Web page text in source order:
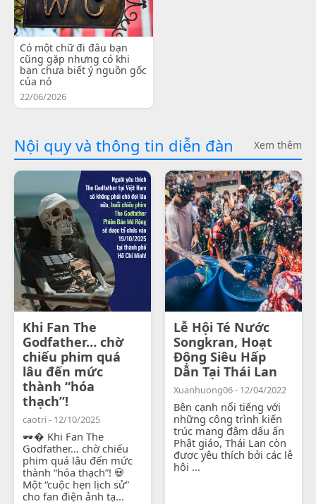
Có một chữ đi đâu bạn
cũng gặp nhưng có khi
bạn chưa biết ý nguồn gốc
của nó
22/06/2026
Nội quy và thông tin diễn đàn Xem thêm
Khi Fan The
Godfather… chờ
chiếu phim quá
lâu đến mức
thành “hóa
thạch”!
caotri - 12/10/2025
🕶� Khi Fan The
Godfather… chờ chiếu
phim quá lâu đến mức
thành “hóa thạch”! 💀
Một “cuộc hẹn lịch sử”
cho fan điện ảnh tạ...
Lễ Hội Té Nước
Songkran, Hoạt
Động Siêu Hấp
Dẫn Tại Thái Lan
Xuanhuong06 - 12/04/2022
Bên cạnh nổi tiếng với
những công trình kiến
trúc mang đậm dấu ấn
Phật giáo, Thái Lan còn
được yêu thích bởi các lễ
hội ...